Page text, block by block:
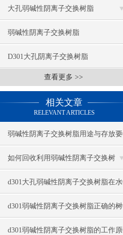
大孔弱碱性阴离子交换树脂
弱碱性阴离子交换树脂
D301大孔阴离子交换树脂
查看更多 >>
相关文章
RELEVANT ARTICLES
弱碱性阴离子交换树脂用途与存放要
点
如何回收利用弱碱性阴离子交换树
脂？
d301大孔弱碱性阴离子交换树脂在水
处理中的作用
d301弱碱性阴离子交换树脂正确的树
脂高度
d301弱碱性阴离子交换树脂的工作原